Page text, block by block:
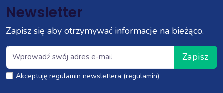
Newsletter
Zapisz się aby otrzymywać informacje na bieżąco.
Zapisz
Akceptuję regulamin newslettera (regulamin)